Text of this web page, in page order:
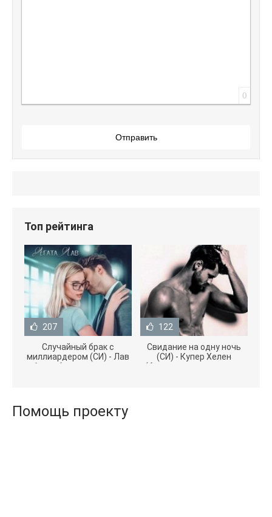
0
Отправить
Топ рейтинга
207
Случайный брак с
миллиардером (СИ) - Лав
Агата (полная версия
122
Свидание на одну ночь
(СИ) - Купер Хелен
(бесплатные серии книг
Помощь проекту